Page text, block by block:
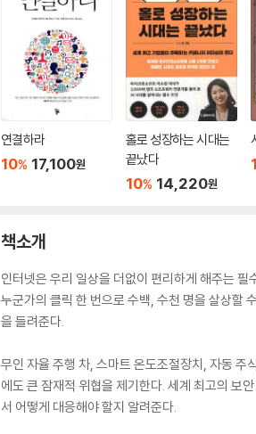
연결하라
10% 17,100원
홀로 성장하는 시대는
끝났다
10% 14,220원
책소개
인터넷은 우리 일상을 더없이 편리하게 해주는 필
누군가의 클릭 한 번으로 수백, 수천 명을 살상할
을 들려준다.
무인 자율 주행 차, 스마트 온도조절장치, 자동 주
에도 큰 잠재적 위협을 제기한다. 세계 최고의 보
서 어떻게 대응해야 할지 알려준다.